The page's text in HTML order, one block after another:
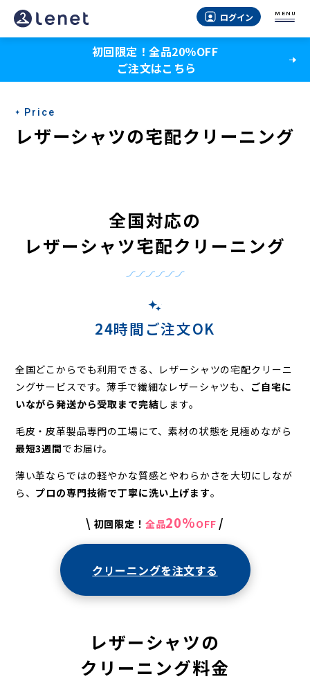
ログイン MENU
初回限定！全品20％OFF
ご注文はこちら
Price
レザーシャツの宅配クリーニング
全国対応の
レザーシャツ宅配クリーニング
24時間ご注文OK
全国どこからでも利用できる、レザーシャツの宅配クリーニ
ングサービスです。薄手で繊細なレザーシャツも、 ご自宅に
いながら発送から受取まで完結します。
毛皮・皮革製品専門の工場にて、素材の状態を見極めながら
最短3週間でお届け。
薄い革ならではの軽やかな質感とやわらかさを大切にしなが
ら、 プロの専門技術で丁寧に洗い上げます。
\ 初回限定！ 全品20%OFF /
クリーニングを注文する
レザーシャツの
クリーニング料金